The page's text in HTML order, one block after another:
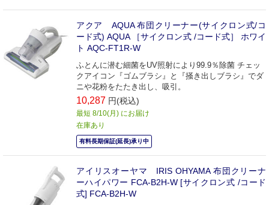
アクア AQUA 布団クリーナー(サイクロン式/コ
ード式) AQUA ［サイクロン式 /コード式］ ホワイ
ト AQC-FT1R-W
ふとんに潜む細菌をUV照射により99.9％除菌 チェッ
クアイコン『ゴムブラシ』と『掻き出しブラシ』でダ
ニや花粉をたたき出し、吸引。
10,287 円(税込)
最短 8/10(月) にお届け
在庫あり
有料長期保証(延長)承り中
アイリスオーヤマ IRIS OHYAMA 布団クリーナ
ーハイパワー FCA-B2H-W [サイクロン式 /コード
式] FCA-B2H-W